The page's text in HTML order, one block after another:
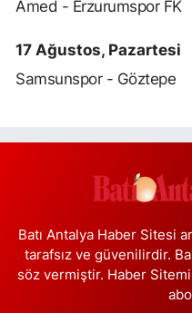
0 (216) 459 11 56 Yol
Akgül Eczanesi
Aksaray Mahallesi Teceddüt
Karlıktepe Mahallesi İnönü
Durağı'ndan D-100 karayolu
0 (216) 517 84 57 Yol
Nilgün Eczanesi
Etiler Mahallesi Tepecik Yolu
Amed - Erzurumspor FK
17 Ağustos, Pazartesi
Samsunspor - Göztepe
Batı Antalya Haber Sitesi
tarafsız ve güvenilirdir.
söz vermiştir. Haber